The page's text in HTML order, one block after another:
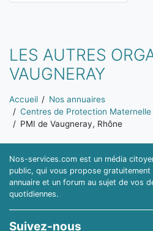
LES AUTRES
VAUGNERAY
Vous êtes ici:
Accueil
Nos annuaires
Centres de Protection
PMI de Vaugneray, Rhône
Nos-services.com est un média
public, qui vous propose
annuaire et un forum au sujet de vos
quotidiennes.
Suivez-nous